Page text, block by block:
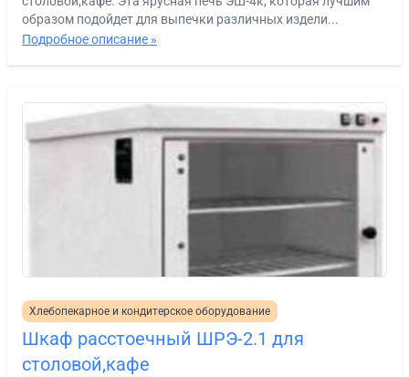
образом подойдет для выпечки различных издели...
Подробное описание »
Хлебопекарное и кондитерское оборудование
Шкаф расстоечный ШРЭ-2.1 для
столовой,кафе